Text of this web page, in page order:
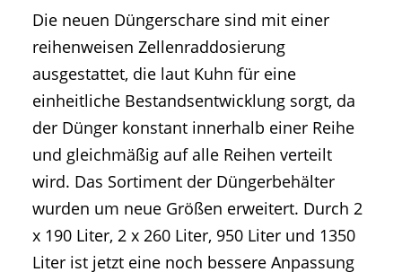
Die neuen Düngerschare sind mit einer
reihenweisen Zellenraddosierung
ausgestattet, die laut Kuhn für eine
einheitliche Bestandsentwicklung sorgt, da
der Dünger konstant innerhalb einer Reihe
und gleichmäßig auf alle Reihen verteilt
wird. Das Sortiment der Düngerbehälter
wurden um neue Größen erweitert. Durch 2
x 190 Liter, 2 x 260 Liter, 950 Liter und 1350
Liter ist jetzt eine noch bessere Anpassung